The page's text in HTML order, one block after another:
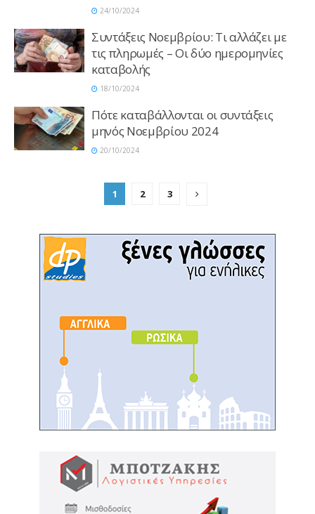
24/10/2024
Συντάξεις Νοεμβρίου: Τι αλλάζει με
τις πληρωμές – Οι δύο ημερομηνίες
καταβολής
18/10/2024
Πότε καταβάλλονται οι συντάξεις
μηνός Νοεμβρίου 2024
20/10/2024
1 2 3